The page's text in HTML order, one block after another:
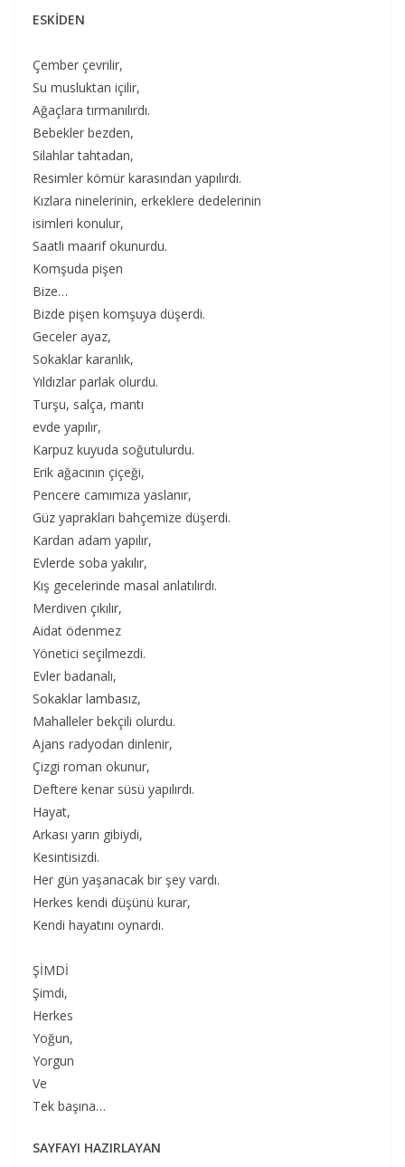
ESKİDEN
Çember çevrilir,
Su musluktan içilir,
Ağaçlara tırmanılırdı.
Bebekler bezden,
Silahlar tahtadan,
Resimler kömür karasından yapılırdı.
Kızlara ninelerinin, erkeklere dedelerinin
isimleri konulur,
Saatli maarif okunurdu.
Komşuda pişen
Bize…
Bizde pişen komşuya düşerdi.
Geceler ayaz,
Sokaklar karanlık,
Yıldızlar parlak olurdu.
Turşu, salça, mantı
evde yapılır,
Karpuz kuyuda soğutulurdu.
Erik ağacının çiçeği,
Pencere camımıza yaslanır,
Güz yaprakları bahçemize düşerdi.
Kardan adam yapılır,
Evlerde soba yakılır,
Kış gecelerinde masal anlatılırdı.
Merdiven çıkılır,
Aidat ödenmez
Yönetici seçilmezdi.
Evler badanalı,
Sokaklar lambasız,
Mahalleler bekçili olurdu.
Ajans radyodan dinlenir,
Çizgi roman okunur,
Deftere kenar süsü yapılırdı.
Hayat,
Arkası yarın gibiydi,
Kesintisizdi.
Her gün yaşanacak bir şey vardı.
Herkes kendi düşünü kurar,
Kendi hayatını oynardı.
ŞİMDİ
Şimdi,
Herkes
Yoğun,
Yorgun
Ve
Tek başına…
SAYFAYI HAZIRLAYAN